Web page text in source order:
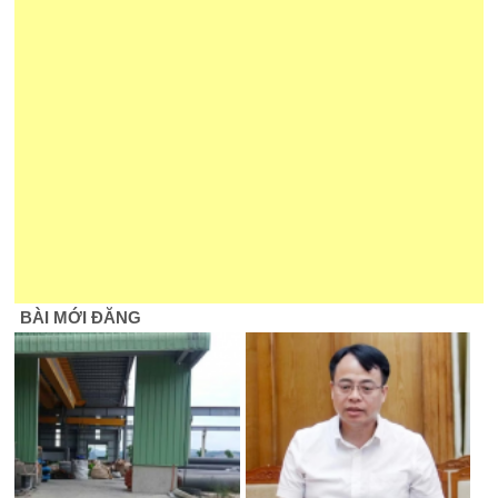
BÀI MỚI ĐĂNG